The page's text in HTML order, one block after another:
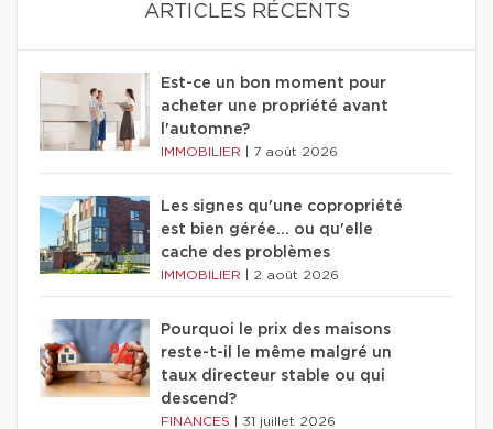
ARTICLES RÉCENTS
Est-ce un bon moment pour
acheter une propriété avant
l'automne?
IMMOBILIER 7 août 2026
Les signes qu'une copropriété
est bien gérée… ou qu'elle
cache des problèmes
IMMOBILIER 2 août 2026
Pourquoi le prix des maisons
reste-t-il le même malgré un
taux directeur stable ou qui
descend?
FINANCES 31 juillet 2026